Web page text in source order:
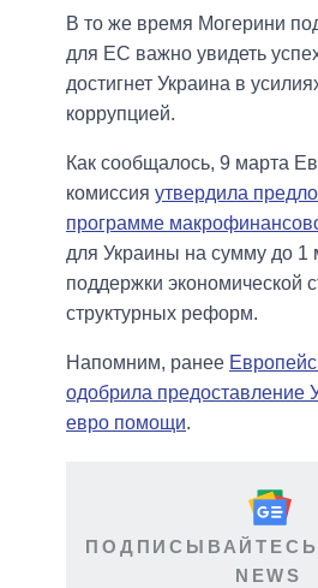
В то же время Могерини
для ЕС важно увидеть
достигнет Украина в
коррупцией.
Как сообщалось, 9 марта
комиссия утвердила
программе
для Украины на сумму до 1
поддержки экономической
структурных реформ.
Напомним, ранее
одобрила предоставление
евро помощи.
ПОДПИСЫВАЙТЕСЬ
NEWS